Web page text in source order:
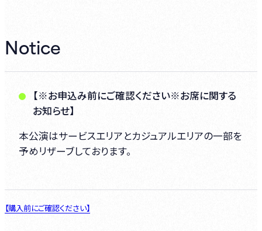
Notice
【※お申込み前にご確認ください※お席に関する
お知らせ】
本公演はサービスエリアとカジュアルエリアの一部を
予めリザーブしております。
【購入前にご確認ください】